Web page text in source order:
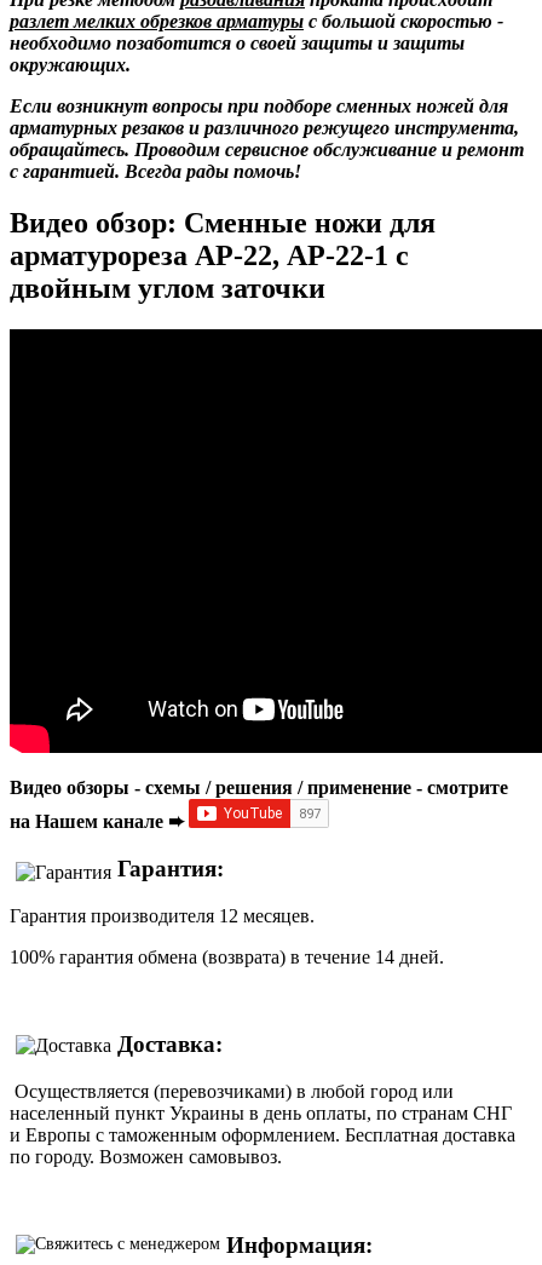
разлет мелких обрезков арматуры с большой скоростью -
необходимо позаботится о своей защиты и защиты
окружающих.
Если возникнут вопросы при подборе сменных ножей для
арматурных резаков и различного режущего инструмента,
обращайтесь. Проводим сервисное обслуживание и ремонт
с гарантией. Всегда рады помочь!
Видео обзор: Сменные ножи для
арматурореза АР-22, АР-22-1 с
двойным углом заточки
Видео обзоры - схемы / решения / применение - смотрите
на Нашем канале ➨
Гарантия:
Гарантия производителя 12 месяцев.
100% гарантия обмена (возврата) в течение 14 дней.
Доставка:
Осуществляется (перевозчиками) в любой город или
населенный пункт Украины в день оплаты, по странам СНГ
и Европы с таможенным оформлением. Бесплатная доставка
по городу. Возможен самовывоз.
Информация: